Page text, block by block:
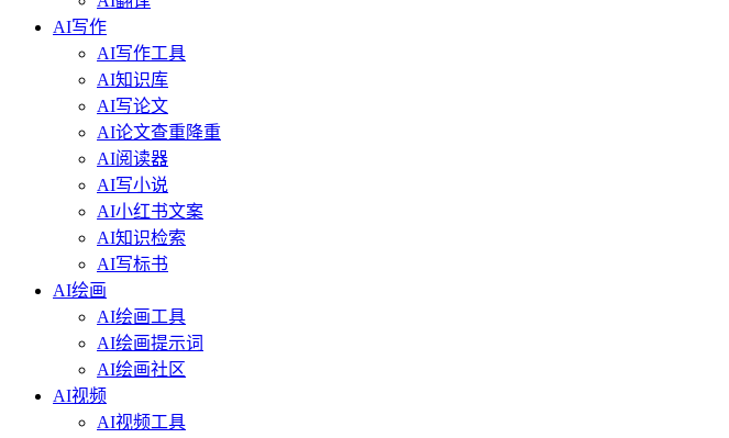
AI写作
AI写作工具
AI知识库
AI写论文
AI论文查重降重
AI阅读器
AI写小说
AI小红书文案
AI知识检索
AI写标书
AI绘画
AI绘画工具
AI绘画提示词
AI绘画社区
AI视频
AI视频工具